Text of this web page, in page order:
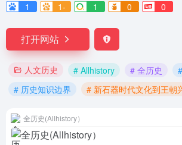
1
1- 1 0 0
打开网站
人文历史 # Allhistory # 全历史
# 历史知识边界
# 新石器时代文化到王朝
全历史(Allhistory）